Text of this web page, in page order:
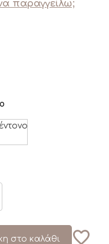
παραγγείλω;
στο καλάθι